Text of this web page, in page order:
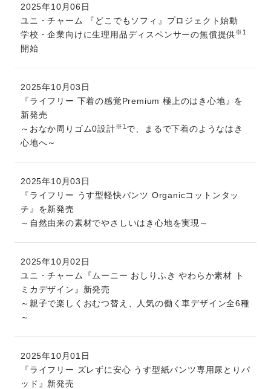
2025年10月06日
ユニ・チャーム 『どこでもソフィ』プロジェクト始動
学校・企業向けに生理用品ディスペンサーの無償提供※1
開始
2025年10月03日
『ライフリー 下着の感覚Premium 極上のはき心地』を
新発売
～おなか周りゴム0設計※1 で、まるで下着のようなはき
心地へ～
2025年10月03日
『ライフリー うす型軽快パンツ Organicコットンタッ
チ』を新発売
～自然由来の素材でやさしいはき心地を実現～
2025年10月02日
ユニ・チャーム『ムーニー おしりふき やわらか素材 ト
ミカデザイン』新発売
～親子で楽しくおむつ替え、人気の働く車デザイン全6種
～
2025年10月01日
『ライフリー ズレずに安心 うす型紙パンツ専用尿とりパ
ッド』新発売